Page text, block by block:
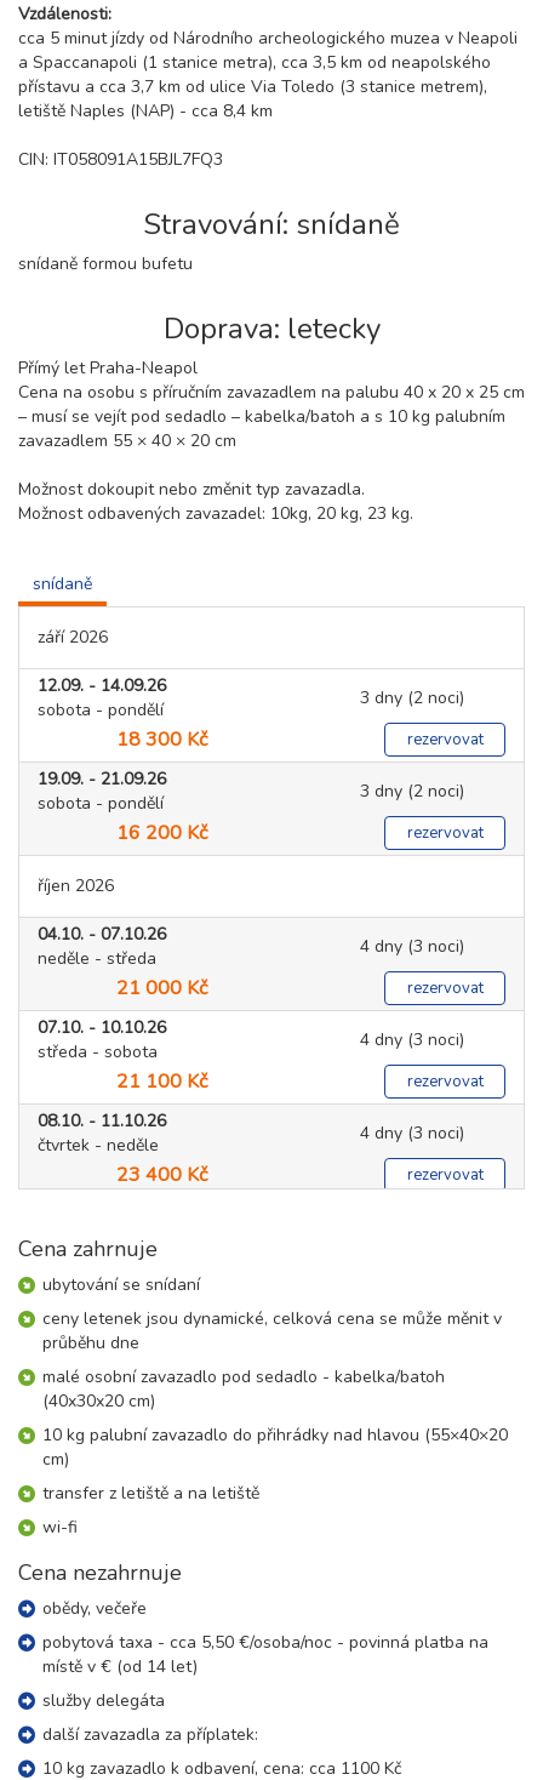
Vzdálenosti:
cca 5 minut jízdy od Národního archeologického muzea v Neapoli
a Spaccanapoli (1 stanice metra), cca 3,5 km od neapolského
přístavu a cca 3,7 km od ulice Via Toledo (3 stanice metrem),
letiště Naples (NAP) - cca 8,4 km
CIN: IT058091A15BJL7FQ3
Stravování: snídaně
snídaně formou bufetu
Doprava: letecky
Přímý let Praha-Neapol
Cena na osobu s příručním zavazadlem na palubu 40 x 20 x 25 cm
– musí se vejít pod sedadlo – kabelka/batoh a s 10 kg palubním
zavazadlem 55 × 40 × 20 cm
Možnost dokoupit nebo změnit typ zavazadla.
Možnost odbavených zavazadel: 10kg, 20 kg, 23 kg.
snídaně
září 2026
12.09. - 14.09.26
sobota - pondělí
3 dny (2 noci)
18 300 Kč rezervovat
19.09. - 21.09.26
sobota - pondělí
3 dny (2 noci)
16 200 Kč rezervovat
říjen 2026
04.10. - 07.10.26
neděle - středa
4 dny (3 noci)
21 000 Kč rezervovat
07.10. - 10.10.26
středa - sobota
4 dny (3 noci)
21 100 Kč rezervovat
08.10. - 11.10.26
čtvrtek - neděle
4 dny (3 noci)
23 400 Kč rezervovat
středa - sobota
19 900 Kč
15.10. - 18.10.26
čtvrtek - neděle
4 dny (3 noci)
Cena zahrnuje
ubytování se snídaní
ceny letenek jsou dynamické, celková cena se může měnit v
průběhu dne
malé osobní zavazadlo pod sedadlo - kabelka/batoh
(40x30x20 cm)
10 kg palubní zavazadlo do přihrádky nad hlavou (55×40×20
cm)
transfer z letiště a na letiště
wi-fi
Cena nezahrnuje
obědy, večeře
pobytová taxa - cca 5,50 €/osoba/noc - povinná platba na
místě v € (od 14 let)
služby delegáta
další zavazadla za příplatek:
10 kg zavazadlo k odbavení, cena: cca 1100 Kč